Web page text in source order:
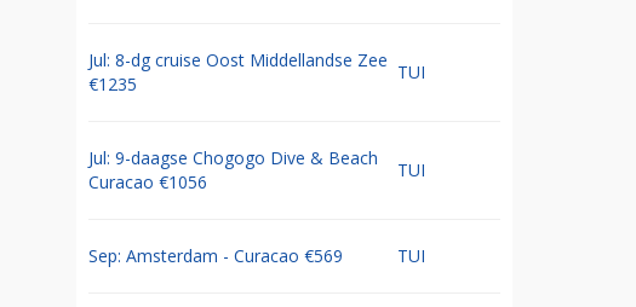
Jul: 8-dg cruise Oost Middellandse Zee
€1235
TUI
Jul: 9-daagse Chogogo Dive & Beach
Curacao €1056
TUI
Sep: Amsterdam - Curacao €569 TUI